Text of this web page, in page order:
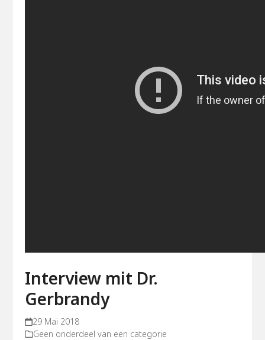
Interview mit Dr.
Gerbrandy
29 Mai 2018
Geen onderdeel van een categorie